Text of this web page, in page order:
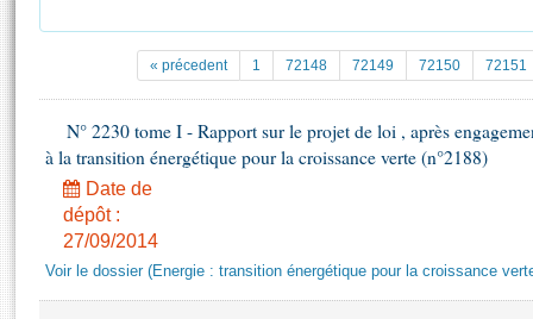
Projets de loi
Propositions de loi
Amendements
Textes adoptés
Documents de référence
( Constitution | Règlement de l'Assemblée ... )
Juniors
Anciennes législatures
Liens vers les sites publics
La Bibliothèque
Contacts et plan d'accès
Photos libres de droit
« précedent 1 72148 72149 72150 72151
N° 2230 tome I - Rapport sur le projet de loi , après
à la transition énergétique pour la croissance verte (n°2188)
Date de
dépôt :
27/09/2014
Voir le dossier (Energie : transition énergétique pour la croissance